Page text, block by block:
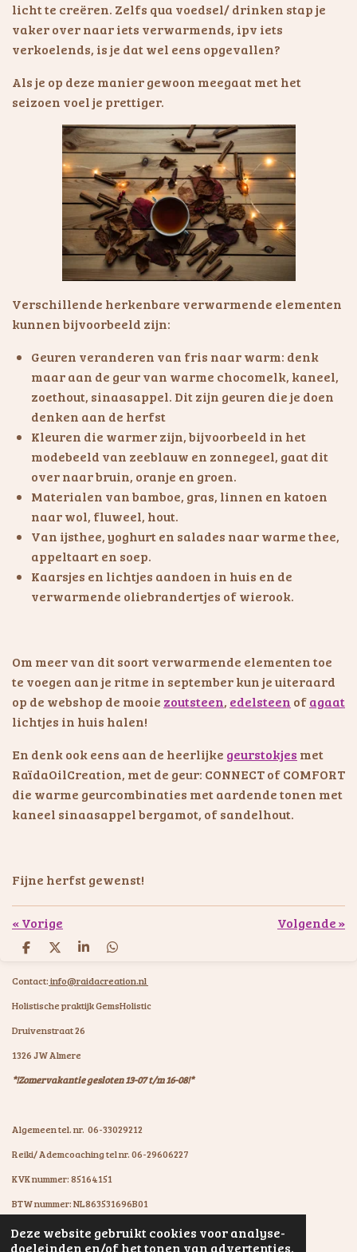
Deze website gebruikt cookies voor analyse-
doeleinden en/of het tonen van advertenties.
licht te creëren. Zelfs qua voedsel/ drinken stap je
vaker over naar iets verwarmends, ipv iets
verkoelends, is je dat wel eens opgevallen?
Als je op deze manier gewoon meegaat met het
seizoen voel je prettiger.
Verschillende herkenbare verwarmende elementen
kunnen bijvoorbeeld zijn:
Geuren veranderen van fris naar warm: denk
maar aan de geur van warme chocomelk, kaneel,
zoethout, sinaasappel. Dit zijn geuren die je doen
denken aan de herfst
Kleuren die warmer zijn, bijvoorbeeld in het
modebeeld van zeeblauw en zonnegeel, gaat dit
over naar bruin, oranje en groen.
Materialen van bamboe, gras, linnen en katoen
naar wol, fluweel, hout.
Van ijsthee, yoghurt en salades naar warme thee,
appeltaart en soep.
Kaarsjes en lichtjes aandoen in huis en de
verwarmende oliebrandertjes of wierook.
Om meer van dit soort verwarmende elementen toe
te voegen aan je ritme in september kun je uiteraard
op de webshop de mooie zoutsteen, edelsteen ofagaat
lichtjes in huis halen!
En denk ook eens aan de heerlijke geurstokjes met
RaïdaOilCreation, met de geur: CONNECT of COMFORT
die warme geurcombinaties met aardende tonen met
kaneel sinaasappel bergamot, of sandelhout.
Fijne herfst gewenst!
«Vorige Volgende»
D
l
n
D
e
l
S
a
r
e
D
l
e
n
Contact:info@raidacreation.nl
Holistische praktijk GemsHolistic
Druivenstraat 26
1326 JW Almere
*!Zomervakantie gesloten 13-07 t/m 16-08!*
Algemeen tel. nr. 06-33029212
Reiki/ Ademcoaching tel nr. 06-29606227
KVK nummer: 85164151
BTW nummer: NL863531696B01
IBAN: NL07KNAB0602931894
© 2020 - 2026 GemsHolistic by RaïdaCreation